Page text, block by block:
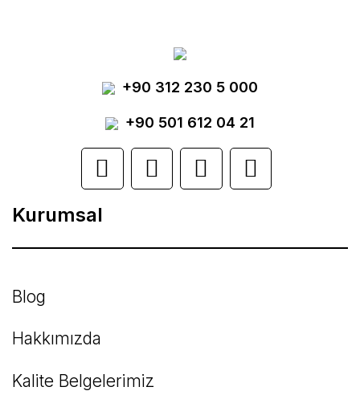
Yorum Yaz
Ürün resmi kalitesiz, bozuk veya
görüntülenemiyor.
Ürün açıklamasında eksik bilgiler bulunuyor.
Ürün bilgilerinde hatalar bulunuyor.
Ürün fiyatı diğer sitelerden daha pahalı.
Bu ürüne benzer farklı alternatifler olmalı.
+90 312 230 5 000
+90 501 612 04 21
Kurumsal
Blog
Hakkımızda
Kalite Belgelerimiz